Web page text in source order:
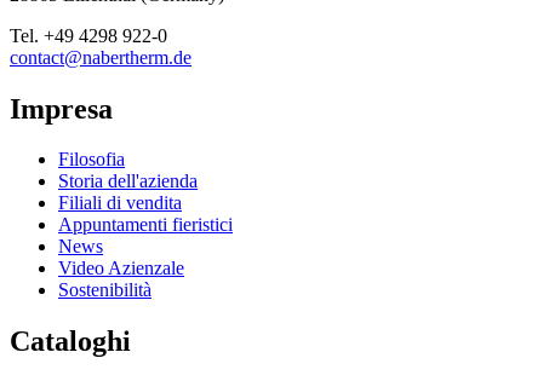
Tel. +49 4298 922-0
contact@nabertherm.de
Impresa
Filosofia
Storia dell'azienda
Filiali di vendita
Appuntamenti fieristici
News
Video Azienzale
Sostenibilità
Cataloghi